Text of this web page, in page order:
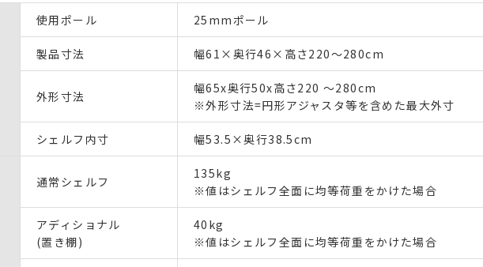
使用ポール 25mmポール
製品寸法 幅61×奥行46×高さ220〜280cm
外形寸法
幅65x奥行50x高さ220 〜280cm
※外形寸法=円形アジャスタ等を含めた最大外寸
シェルフ内寸 幅53.5×奥行38.5cm
通常シェルフ
135kg
※値はシェルフ全面に均等荷重をかけた場合
アディショナル
(置き棚)
40kg
※値はシェルフ全面に均等荷重をかけた場合